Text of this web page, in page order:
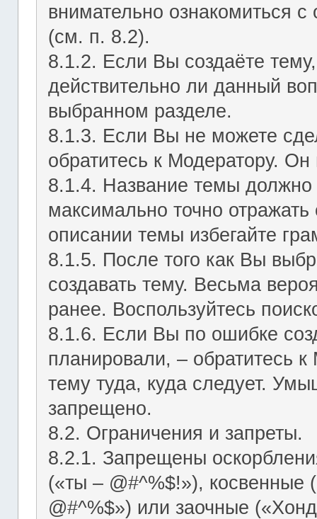
внимательно ознакомиться
(см. п. 8.2).
8.1.2. Если Вы создаёте
действительно ли данный
выбранном разделе.
8.1.3. Если Вы не можете
обратитесь к Модератору.
8.1.4. Название темы
максимально точно
описании темы избегайте
8.1.5. После того как Вы
создавать тему. Весьма
ранее. Воспользуйтесь
8.1.6. Если Вы по ошибке
планировали, – обратитесь
тему туда, куда следует.
запрещено.
8.2. Ограничения и запреты.
8.2.1. Запрещены
(«ты – @#^%$!»), косвенные
@#^%$») или заочные